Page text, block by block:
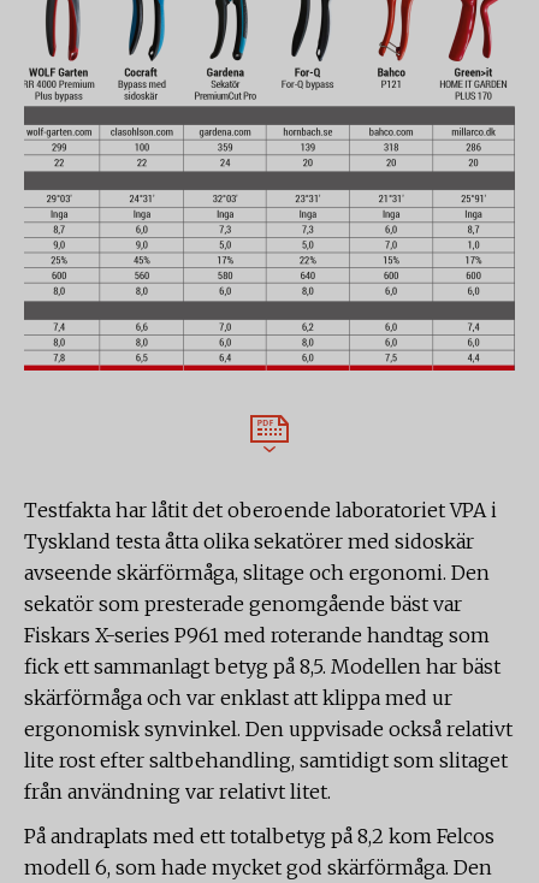
Testfakta har låtit det oberoende laboratoriet VPA i
Tyskland testa åtta olika sekatörer med sidoskär
avseende skärförmåga, slitage och ergonomi. Den
sekatör som presterade genomgående bäst var
Fiskars X-series P961 med roterande handtag som
fick ett sammanlagt betyg på 8,5. Modellen har bäst
skärförmåga och var enklast att klippa med ur
ergonomisk synvinkel. Den uppvisade också relativt
lite rost efter saltbehandling, samtidigt som slitaget
från användning var relativt litet.
På andraplats med ett totalbetyg på 8,2 kom Felcos
modell 6, som hade mycket god skärförmåga. Den